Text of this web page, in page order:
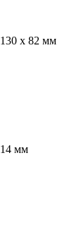
130 х 82 мм
14 мм